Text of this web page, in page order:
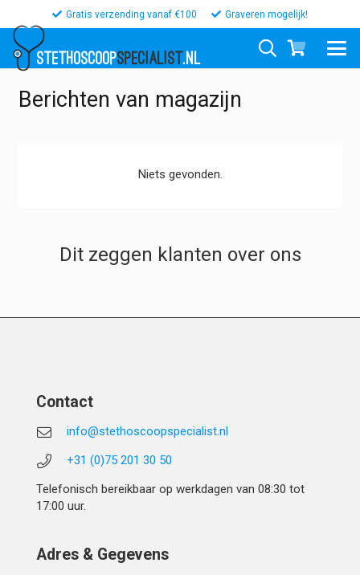
Gratis verzending vanaf €100 Graveren mogelijk!
STETHOSCOOPSPECIALIST.NL
Berichten van magazijn
Niets gevonden.
Dit zeggen klanten over ons
Contact
info@stethoscoopspecialist.nl
+31 (0)75 201 30 50
Telefonisch bereikbaar op werkdagen van 08:30 tot
17:00 uur.
Adres & Gegevens